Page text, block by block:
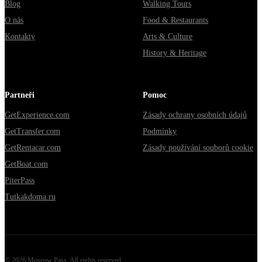
Blog
O nás
Kontakty
Walking Tours
Food & Restaurants
Arts & Culture
History & Heritage
Partneři
GetExperience.com
GetTransfer.com
GetRentacar.com
GetBoat.com
PiterPass
Tutkakdoma.ru
Pomoc
Zásady ochrany osobních údajů
Podmínky
Zásady používání souborů cookie
© 2026 Moscow Pass . All rights reserved.